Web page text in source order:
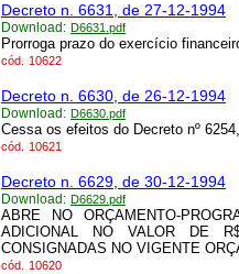
Decreto n. 6631, de 27-12-1994
Download: D6631.pdf
Prorroga prazo do exercício
cód. 10622
Decreto n. 6630, de 26-12-1994
Download: D6630.pdf
Cessa os efeitos do Decreto nº
cód. 10621
Decreto n. 6629, de 30-12-1994
Download: D6629.pdf
ABRE NO ORÇAMENTO-
ADICIONAL NO VALOR DE
CONSIGNADAS NO VIGENTE
cód. 10620